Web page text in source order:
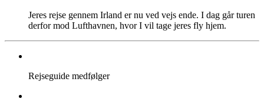
Jeres rejse gennem Irland er nu ved vejs ende. I dag går turen
derfor mod Lufthavnen, hvor I vil tage jeres fly hjem.
Rejseguide medfølger